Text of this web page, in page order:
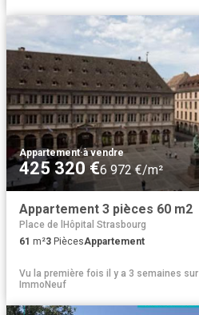
Appartement·à vendre
425 320 €6 972 €/m²
Appartement 3 pièces 60 m2
Place de lHôpital Strasbourg
61 m²3 PiècesAppartement
Vu la première fois il y a 3 semaines sur
ImmoNeuf